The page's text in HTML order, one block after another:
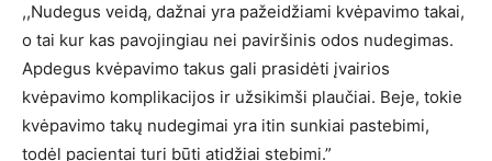
,,Nudegus veidą, dažnai yra pažeidžiami kvėpavimo takai,
o tai kur kas pavojingiau nei paviršinis odos nudegimas.
Apdegus kvėpavimo takus gali prasidėti įvairios
kvėpavimo komplikacijos ir užsikimši plaučiai. Beje, tokie
kvėpavimo takų nudegimai yra itin sunkiai pastebimi,
todėl pacientai turi būti atidžiai stebimi.”